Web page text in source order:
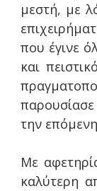
μεστή, με
που έγινε
και
την
Με
καλύτερη